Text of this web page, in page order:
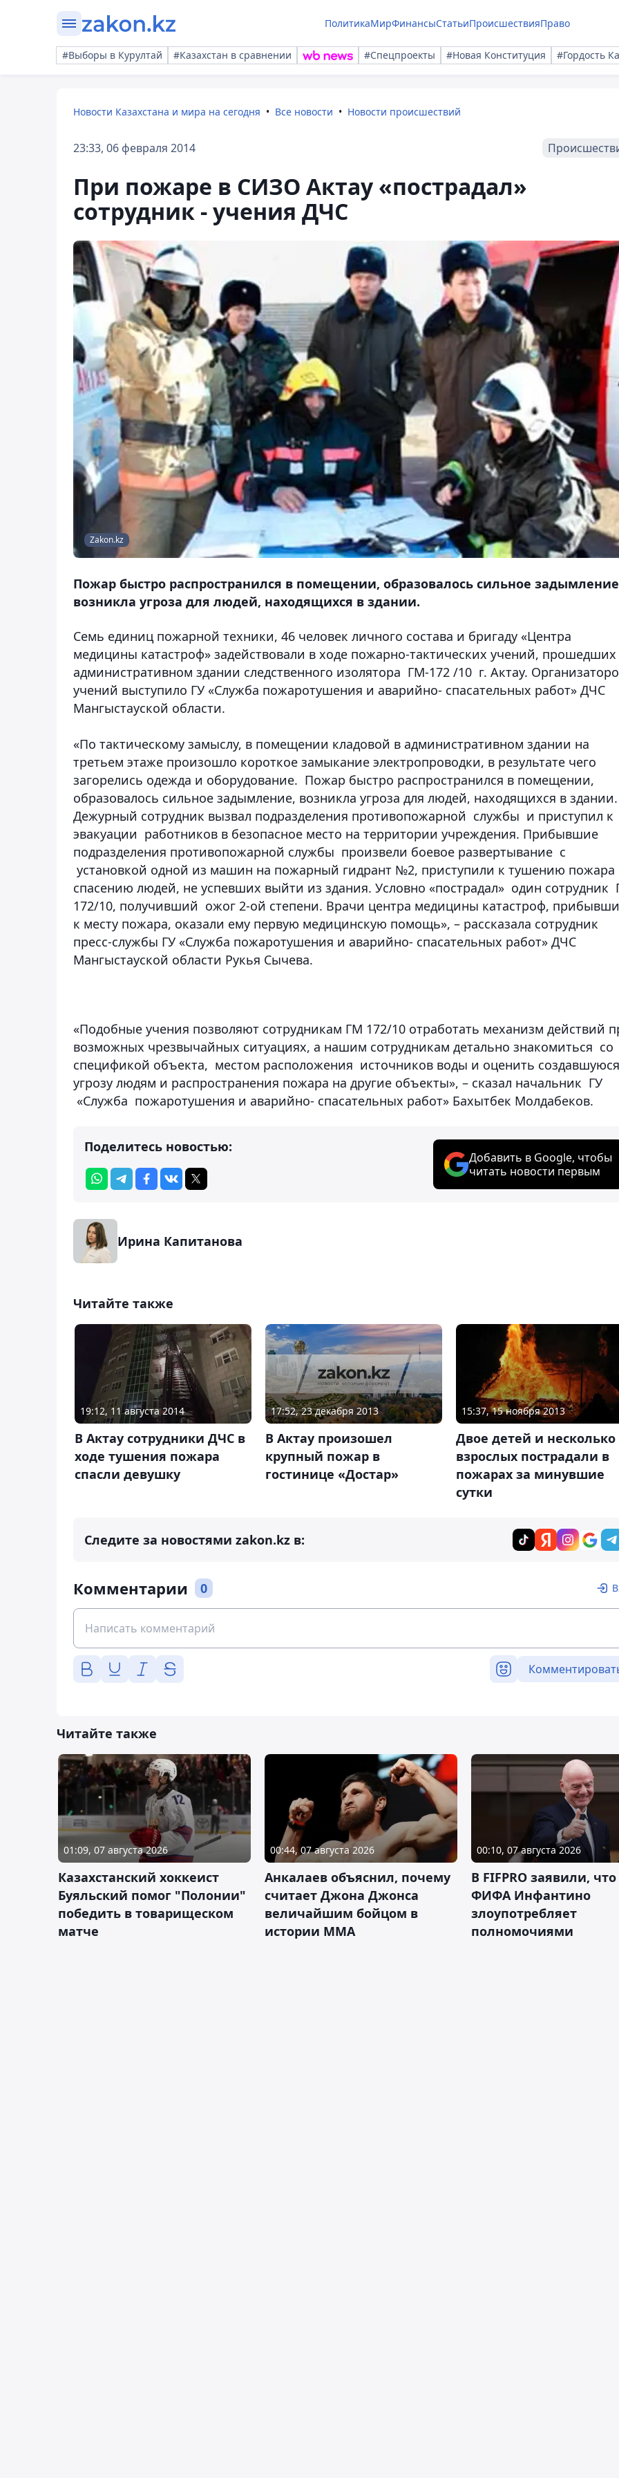
ПолитикаМирФинансыСтатьиПроисшествияПраво
#Выборы в Курултай #Казахстан в сравнении #Спецпроекты #Новая Конституция #Гордость
Новости Казахстана и мира на сегодня Все новости Новости происшествий
23:33, 06 февраля 2014
При пожаре в СИЗО Актау «пострадал»
сотрудник - учения ДЧС
Zakon.kz
Пожар быстро распространился в помещении, образовалось сильное
возникла угроза для людей, находящихся в здании.
Семь единиц пожарной техники, 46 человек личного состава и бригаду «Центра
медицины катастроф» задействовали в ходе пожарно-тактических учений, прошедших
административном здании следственного изолятора ГМ-172 /10 г. Актау.
учений выступило ГУ «Служба пожаротушения и аварийно- спасательных работ» ДЧС
Мангыстауской области.
«По тактическому замыслу, в помещении кладовой в административном здании на
третьем этаже произошло короткое замыкание электропроводки, в результате чего
загорелись одежда и оборудование. Пожар быстро распространился в помещении,
образовалось сильное задымление, возникла угроза для людей, находящихся в здании.
Дежурный сотрудник вызвал подразделения противопожарной службы и приступил к
эвакуации работников в безопасное место на территории учреждения. Прибывшие
подразделения противопожарной службы произвели боевое развертывание с
установкой одной из машин на пожарный гидрант №2, приступили к тушению пожара
спасению людей, не успевших выйти из здания. Условно «пострадал» один сотрудник
172/10, получивший ожог 2-ой степени. Врачи центра медицины катастроф,
к месту пожара, оказали ему первую медицинскую помощь», – рассказала сотрудник
пресс-службы ГУ «Служба пожаротушения и аварийно- спасательных работ» ДЧС
Мангыстауской области Рукья Сычева.
«Подобные учения позволяют сотрудникам ГМ 172/10 отработать механизм действий
возможных чрезвычайных ситуациях, а нашим сотрудникам детально знакомиться со
спецификой объекта, местом расположения источников воды и оценить создавшуюся
угрозу людям и распространения пожара на другие объекты», – сказал начальник ГУ
«Служба пожаротушения и аварийно- спасательных работ» Бахытбек Молдабеков.
Поделитесь новостью:
Добавить в Google, чтобы
читать новости первым
Ирина Капитанова
Читайте также
19:12, 11 августа 2014
В Актау сотрудники ДЧС в
ходе тушения пожара
спасли девушку
17:52, 23 декабря 2013
В Актау произошел
крупный пожар в
гостинице «Достар»
15:37, 15 ноября 2013
Двое детей и несколько
взрослых пострадали в
пожарах за минувшие
сутки
Следите за новостями zakon.kz в:
Комментарии 0
Читайте также
01:09, 07 августа 2026
Казахстанский хоккеист
Буяльский помог "Полонии"
победить в товарищеском
матче
00:44, 07 августа 2026
Анкалаев объяснил, почему
считает Джона Джонса
величайшим бойцом в
истории ММА
00:10, 07 августа 2026
В FIFPRO заявили,
ФИФА Инфантино
злоупотребляет
полномочиями